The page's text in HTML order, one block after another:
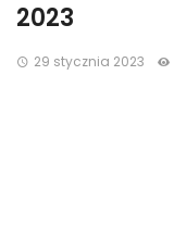
2023
29 stycznia 2023